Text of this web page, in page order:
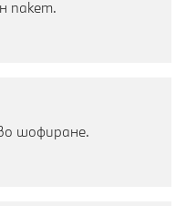
пакет.
шофиране.